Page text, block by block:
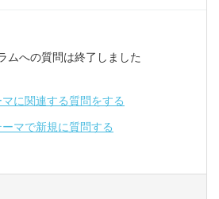
ムへの質問は終了しました
に関連する質問をする
マで新規に質問する